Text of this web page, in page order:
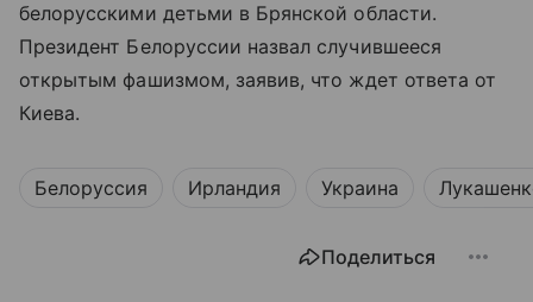
белорусскими детьми в Брянской области.
Президент Белоруссии назвал случившееся
открытым фашизмом, заявив, что ждет ответа от
Киева.
Белоруссия Ирландия Украина
Поделиться